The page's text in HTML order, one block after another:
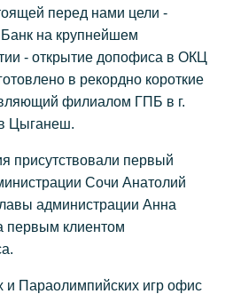
перед нами цели -
Банк на крупнейшем
- открытие допофиса в ОКЦ
в рекордно короткие
филиалом ГПБ в г.
Цыганеш.
присутствовали первый
Сочи Анатолий
администрации Анна
первым клиентом
и Параолимпийских игр офис